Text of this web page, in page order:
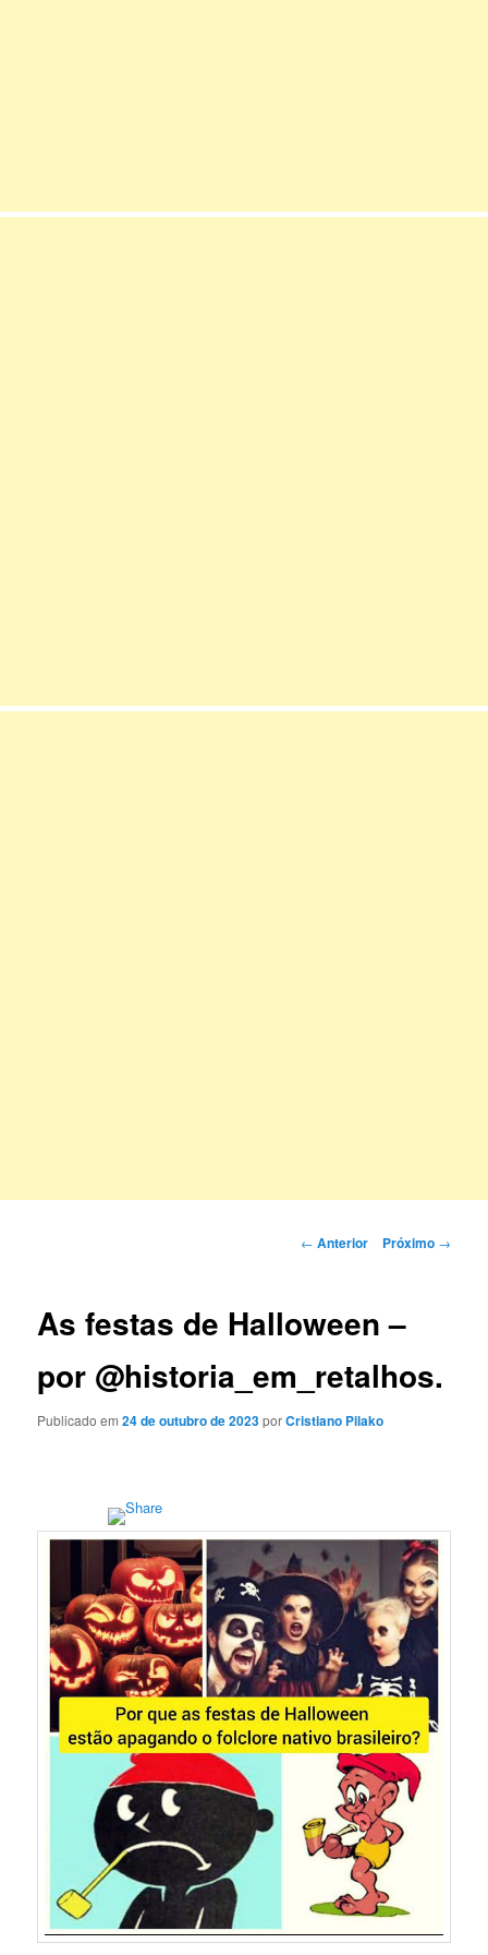
Navegação
← Anterior Próximo →
As festas de Halloween –
por @historia_em_retalhos.
Publicado em24 de outubro de 2023porCristiano Pilako